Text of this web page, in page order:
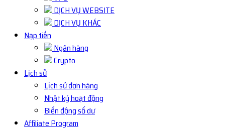
DỊCH VỤ WEBSITE
DỊCH VỤ KHÁC
Nạp tiền
Ngân hàng
Crypto
Lịch sử
Lịch sử đơn hàng
Nhật ký hoạt động
Biến động số dư
Affiliate Program